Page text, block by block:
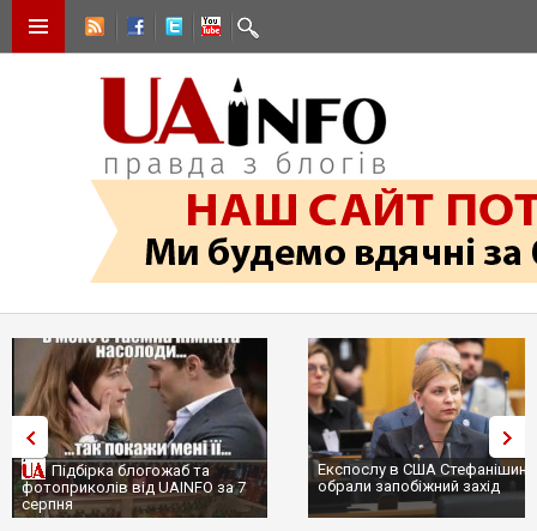
Підбірка блогожаб та
фотоприколів від UAINFO за 7
серпня
Експослу в США
обрали запобіжний захід